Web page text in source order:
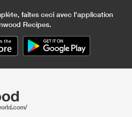
faites ceci avec l'application
Recipes.